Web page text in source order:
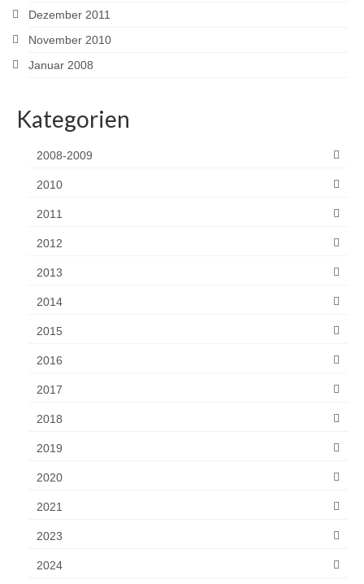
Dezember 2011
November 2010
Januar 2008
Kategorien
2008-2009
2010
2011
2012
2013
2014
2015
2016
2017
2018
2019
2020
2021
2023
2024